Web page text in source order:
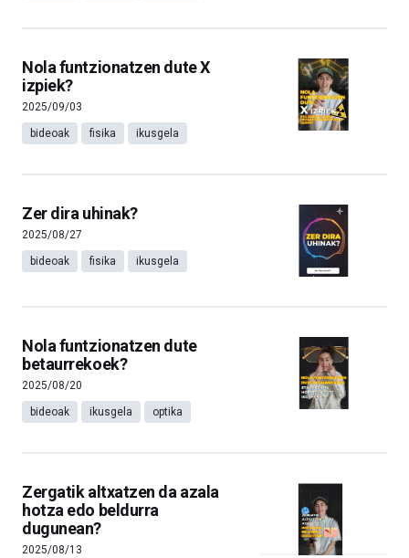
Nola funtzionatzen dute X
izpiek?
2025/09/03
bideoak fisika ikusgela
Zer dira uhinak?
2025/08/27
bideoak fisika ikusgela
Nola funtzionatzen dute
betaurrekoek?
2025/08/20
bideoak ikusgela optika
Zergatik altxatzen da azala
hotza edo beldurra
dugunean?
2025/08/13